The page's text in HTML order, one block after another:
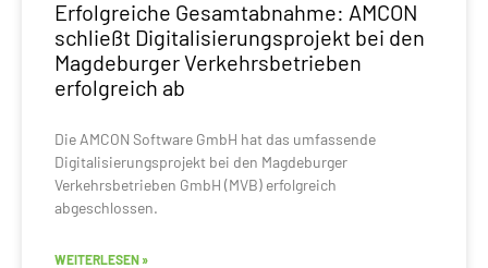
Erfolgreiche Gesamtabnahme: AMCON
schließt Digitalisierungsprojekt bei den
Magdeburger Verkehrsbetrieben
erfolgreich ab
Die AMCON Software GmbH hat das umfassende
Digitalisierungsprojekt bei den Magdeburger
Verkehrsbetrieben GmbH (MVB) erfolgreich
abgeschlossen.
WEITERLESEN »